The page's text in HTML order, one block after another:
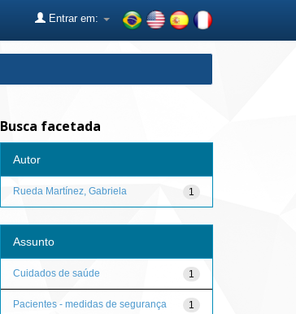
Entrar em:
Busca facetada
Autor
1
Rueda Martínez, Gabriela
Assunto
1
Cuidados de saúde
1
Pacientes - medidas de segurança